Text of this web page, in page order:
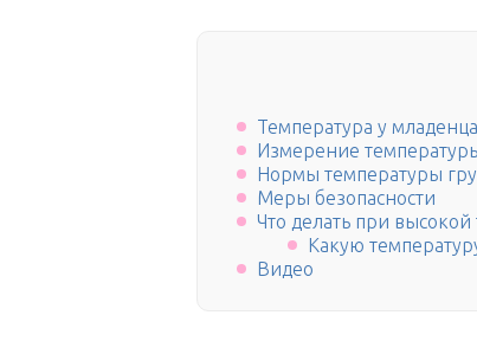
Температура у младенца
Измерение
Нормы температуры
Меры безопасности
Что делать при высокой
Какую
Видео